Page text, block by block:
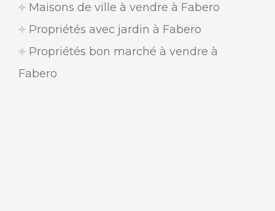
Maisons de ville à vendre à Fabero
Propriétés avec jardin à Fabero
Propriétés bon marché à vendre à
Fabero